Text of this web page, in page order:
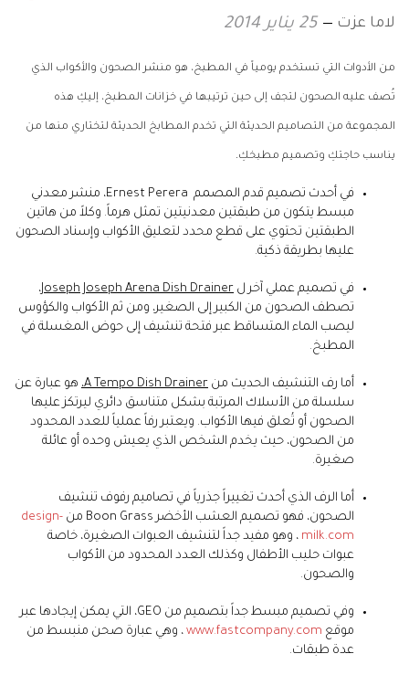
لاما عزت 25 يناير 2014
من الأدوات التي تستخدم يومياً في المطبخ، هو منشر الصحون والأكواب الذي
تُصف عليه الصحون لتجف إلى حين ترتيبها في خزانات المطبخ، إليكِ هذه
المجموعة من التصاميم الحديثة التي تخدم المطابخ الحديثة لتختاري منها من
يناسب حاجتكِ وتصميم مطبخكِ.
في أحدث تصميم قدم المصمم Ernest Perera، منشر معدني
مبسط يتكون من طبقتين معدنيتين تمثل هرماً. وكلاً من هاتين
الطبقتين تحتوي على قطع محدد لتعليق الأكواب وإسناد الصحون
عليها بطريقة ذكية.
في تصميم عملي آخر ل Joseph Joseph Arena Dish Drainer ،
تصطف الصحون من الكبير إلى الصغير، ومن ثم الأكواب والكؤوس
ليصب الماء المتساقط عبر فتحة تنشيف إلى حوض المغسلة في
المطبخ.
أما رف التنشيف الحديث من A Tempo Dish Drainer، هو عبارة عن
سلسلة من الأسلاك المرتبة بشكل متناسق دائري ليرتكز عليها
الصحون أو تُعلق فيها الأكواب. ويعتبر رفاً عملياً للعدد المحدود
من الصحون، حيث يخدم الشخص الذي يعيش وحده أو عائلة
صغيرة.
أما الرف الذي أحدث تغييراً جذرياً في تصاميم رفوف تنشيف
الصحون، فهو تصميم العشب الأخضر Boon Grass من
design-
milk.com ، وهو مفيد جداً لتنشيف العبوات الصغيرة، خاصة
عبوات حليب الأطفال وكذلك العدد المحدود من الأكواب
والصحون.
وفي تصميم مبسط جداً بتصميم من GEO، التي يمكن إيجادها عبر
موقع www.fastcompany.com ، وهي عبارة صحن منبسط من
عدة طبقات.